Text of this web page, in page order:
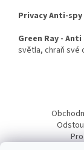
Privacy Anti-spy
Green Ray -
světla, chraň své
a